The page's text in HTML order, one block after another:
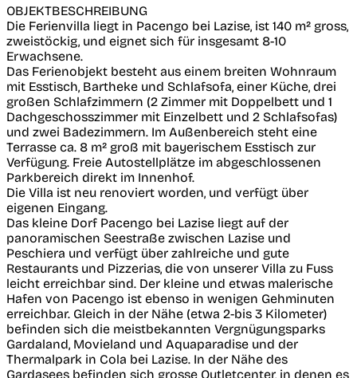
OBJEKTBESCHREIBUNG
Die Ferienvilla liegt in Pacengo bei Lazise, ist 140 m² gross,
zweistöckig, und eignet sich für insgesamt 8-10
Erwachsene.
Das Ferienobjekt besteht aus einem breiten Wohnraum
mit Esstisch, Bartheke und Schlafsofa, einer Küche, drei
großen Schlafzimmern (2 Zimmer mit Doppelbett und 1
Dachgeschosszimmer mit Einzelbett und 2 Schlafsofas)
und zwei Badezimmern. Im Außenbereich steht eine
Terrasse ca. 8 m² groß mit bayerischem Esstisch zur
Verfügung. Freie Autostellplätze im abgeschlossenen
Parkbereich direkt im Innenhof.
Die Villa ist neu renoviert worden, und verfügt über
eigenen Eingang.
Das kleine Dorf Pacengo bei Lazise liegt auf der
panoramischen Seestraße zwischen Lazise und
Peschiera und verfügt über zahlreiche und gute
Restaurants und Pizzerias, die von unserer Villa zu Fuss
leicht erreichbar sind. Der kleine und etwas malerische
Hafen von Pacengo ist ebenso in wenigen Gehminuten
erreichbar. Gleich in der Nähe (etwa 2-bis 3 Kilometer)
befinden sich die meistbekannten Vergnügungsparks
Gardaland, Movieland und Aquaparadise und der
Thermalpark in Cola bei Lazise. In der Nähe des
Gardasees befinden sich grosse Outletcenter, in denen es